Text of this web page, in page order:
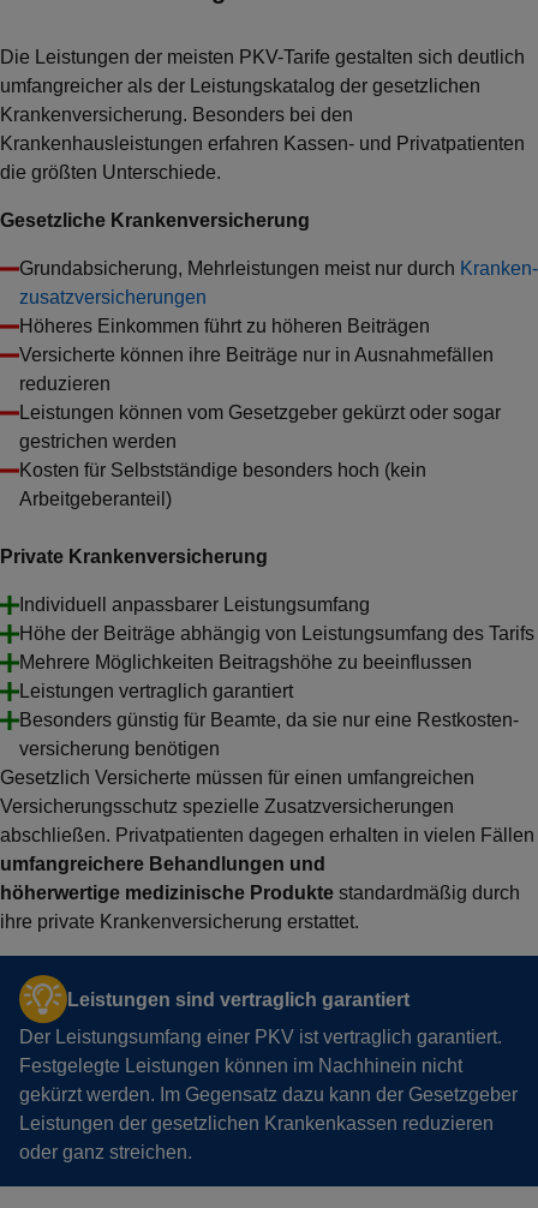
Die Leistungen der meisten PKV-Tarife gestalten sich deutlich
umfangreicher als der Leistungskatalog der gesetzlichen
Krankenversicherung. Besonders bei den
Krankenhausleistungen erfahren Kassen- und Privatpatienten
die größten Unterschiede.
Gesetzliche Krankenversicherung
Grundabsicherung, Mehrleistungen meist nur durch Kranken­
zusatz­versicherungen
Höheres Einkommen führt zu höheren Beiträgen
Versicherte können ihre Beiträge nur in Ausnahmefällen
reduzieren
Leistungen können vom Gesetzgeber gekürzt oder sogar
gestrichen werden
Kosten für Selbstständige besonders hoch (kein
Arbeitgeberanteil)
Private Krankenversicherung
Individuell anpassbarer Leistungsumfang
Höhe der Beiträge abhängig von Leistungsumfang des Tarifs
Mehrere Möglichkeiten Beitragshöhe zu beeinflussen
Leistungen vertraglich garantiert
Besonders günstig für Beamte, da sie nur eine Restkosten­
versicherung benötigen
Gesetzlich Versicherte müssen für einen umfangreichen
Versicherungsschutz spezielle Zusatzversicherungen
abschließen. Privatpatienten dagegen erhalten in vielen Fällen
umfangreichere Behandlungen und
höherwertige medizinische Produkte standardmäßig durch
ihre private Krankenversicherung erstattet.
Leistungen sind vertraglich garantiert
Der Leistungsumfang einer PKV ist vertraglich garantiert.
Festgelegte Leistungen können im Nachhinein nicht
gekürzt werden. Im Gegensatz dazu kann der Gesetzgeber
Leistungen der gesetzlichen Krankenkassen reduzieren
oder ganz streichen.